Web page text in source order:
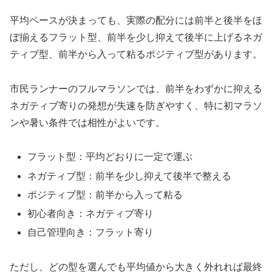
平均ペースが決まっても、実際の配分には前半と後半をほ
ぼ揃えるフラット型、前半を少し抑えて後半に上げるネガ
ティブ型、前半から入って粘るポジティブ型があります。
市民ランナーのフルマラソンでは、前半をわずかに抑える
ネガティブ寄りの発想が失速を防ぎやすく、特に初マラソ
ンや暑い条件では相性がよいです。
フラット型：平均どおりに一定で運ぶ
ネガティブ型：前半を少し抑えて後半で整える
ポジティブ型：前半から入って粘る
初心者向き：ネガティブ寄り
自己管理向き：フラット寄り
ただし、どの型を選んでも平均値から大きく外れれば最終